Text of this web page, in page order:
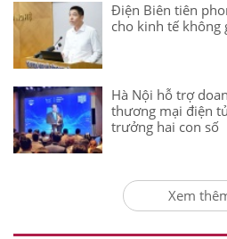
Điện Biên tiên
cho kinh tế không
Hà Nội hỗ trợ
thương mại điện
trưởng hai con số
Xem